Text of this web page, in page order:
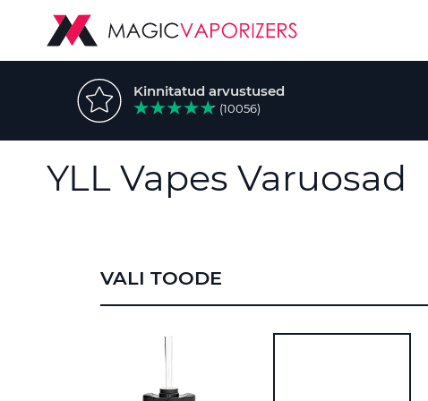
Kinnitatud arvustused
(10056)
YLL Vapes Varuosad
VALI TOODE